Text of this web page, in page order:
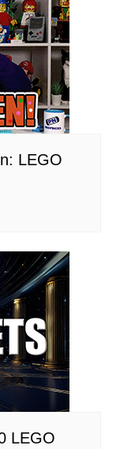
LEGO
LEGO